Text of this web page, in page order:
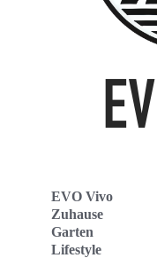
EVO Vivo
Zuhause
Garten
Lifestyle